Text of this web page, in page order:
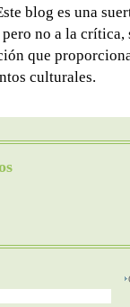
blog es una
pero no a la crítica,
que
culturales.